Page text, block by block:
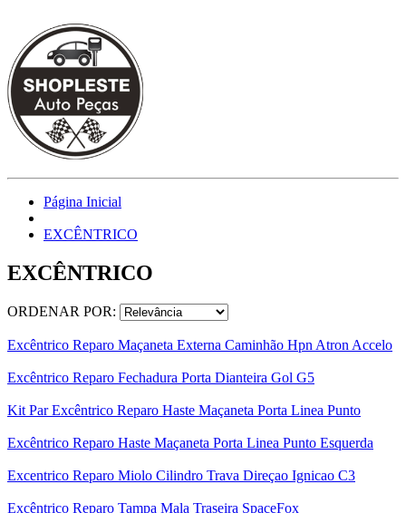
Página Inicial
EXCÊNTRICO
EXCÊNTRICO
ORDENAR POR:
Excêntrico Reparo Maçaneta Externa Caminhão Hpn Atron Accelo
Excêntrico Reparo Fechadura Porta Dianteira Gol G5
Kit Par Excêntrico Reparo Haste Maçaneta Porta Linea Punto
Excêntrico Reparo Haste Maçaneta Porta Linea Punto Esquerda
Excentrico Reparo Miolo Cilindro Trava Direçao Ignicao C3
Excêntrico Reparo Tampa Mala Traseira SpaceFox